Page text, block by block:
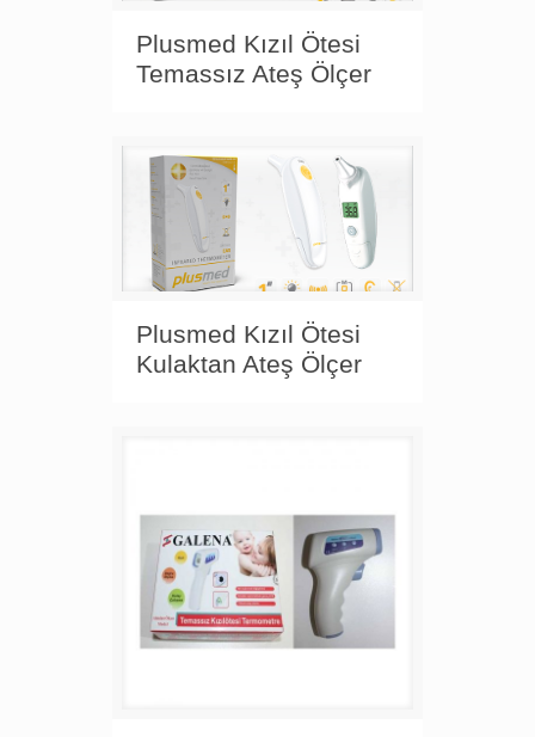
Plusmed Kızıl Ötesi
Temassız Ateş Ölçer
Plusmed Kızıl Ötesi
Kulaktan Ateş Ölçer